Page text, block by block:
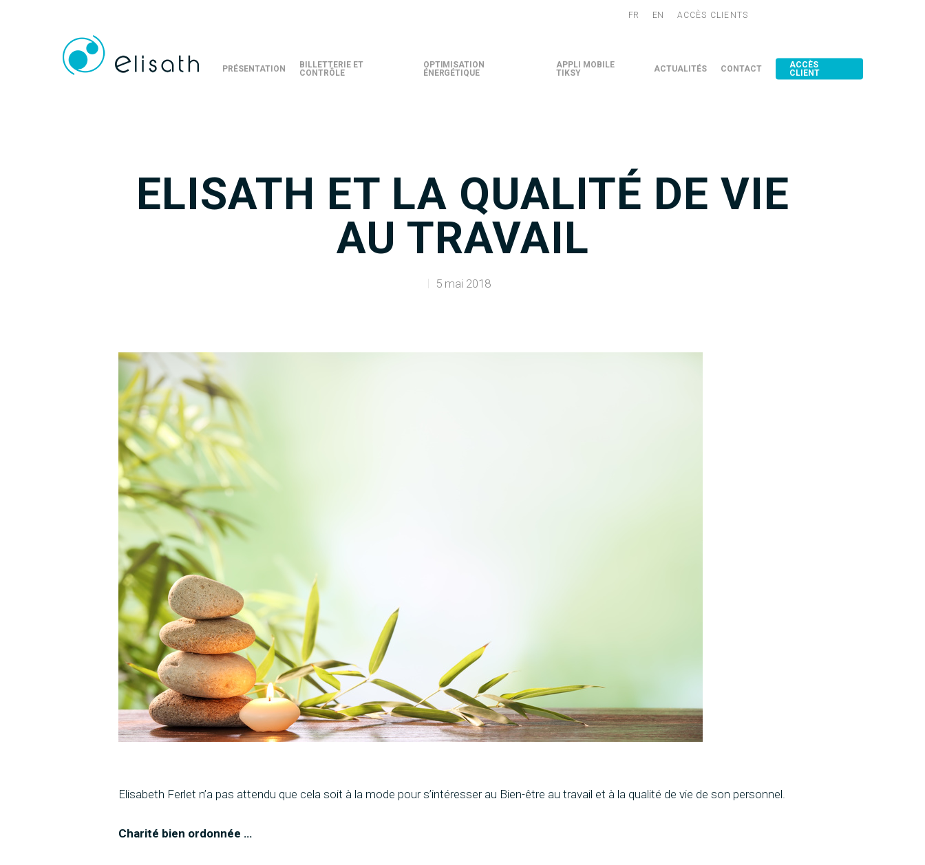
FR EN ACCÈS CLIENTS
Hit enter to search or ESC to close
PRÉSENTATION
BILLETTERIE ET
CONTRÔLE
OPTIMISATION
ÉNERGÉTIQUE
APPLI MOBILE
TIKSY
ACTUALITÉS CONTACT
ACCÈS
CLIENT
ELISATH ET LA QUALITÉ DE VIE
AU TRAVAIL
5 mai 2018
Elisabeth Ferlet n’a pas attendu que cela soit à la mode pour s’intéresser au Bien-être au travail et à la qualité de vie de son personnel.
Charité bien ordonnée …